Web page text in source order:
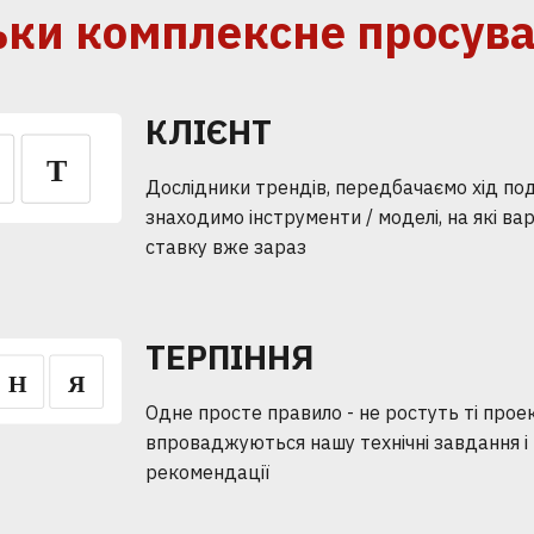
комплексне
КЛІЄНТ
Дослідники трендів, передбачаємо хід
знаходимо інструменти / моделі, на які
ставку вже зараз
ТЕРПІННЯ
Одне просте правило - не ростуть ті
впроваджуються нашу технічні завдання і
рекомендації